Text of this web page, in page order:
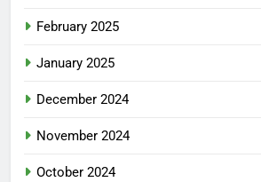
February 2025
January 2025
December 2024
November 2024
October 2024